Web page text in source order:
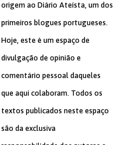
origem ao Diário Ateísta, um dos
primeiros blogues portugueses.
Hoje, este é um espaço de
divulgação de opinião e
comentário pessoal daqueles
que aqui colaboram. Todos os
textos publicados neste espaço
são da exclusiva